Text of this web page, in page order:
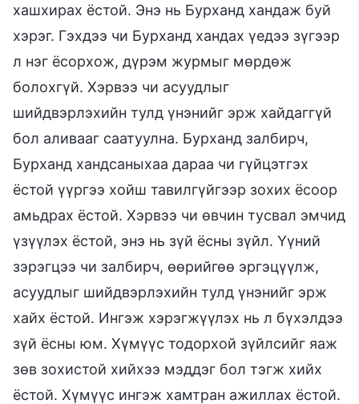
хашхирах ёстой. Энэ нь Бурханд хандаж буй
хэрэг. Гэхдээ чи Бурханд хандах үедээ зүгээр
л нэг ёсорхож, дүрэм журмыг мөрдөж
болохгүй. Хэрвээ чи асуудлыг
шийдвэрлэхийн тулд үнэнийг эрж хайдаггүй
бол аливааг саатуулна. Бурханд залбирч,
Бурханд хандсаныхаа дараа чи гүйцэтгэх
ёстой үүргээ хойш тавилгүйгээр зохих ёсоор
амьдрах ёстой. Хэрвээ чи өвчин тусвал эмчид
үзүүлэх ёстой, энэ нь зүй ёсны зүйл. Үүний
зэрэгцээ чи залбирч, өөрийгөө эргэцүүлж,
асуудлыг шийдвэрлэхийн тулд үнэнийг эрж
хайх ёстой. Ингэж хэрэгжүүлэх нь л бүхэлдээ
зүй ёсны юм. Хүмүүс тодорхой зүйлсийг яаж
зөв зохистой хийхээ мэддэг бол тэгж хийх
ёстой. Хүмүүс ингэж хамтран ажиллах ёстой.